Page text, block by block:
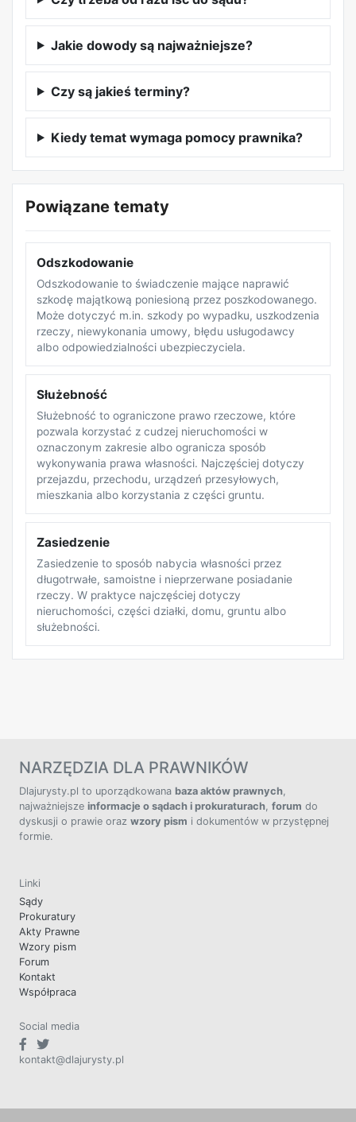
Jakie dowody są najważniejsze?
Czy są jakieś terminy?
Kiedy temat wymaga pomocy prawnika?
Powiązane tematy
Odszkodowanie
Odszkodowanie to świadczenie mające naprawić
szkodę majątkową poniesioną przez poszkodowanego.
Może dotyczyć m.in. szkody po wypadku, uszkodzenia
rzeczy, niewykonania umowy, błędu usługodawcy
albo odpowiedzialności ubezpieczyciela.
Służebność
Służebność to ograniczone prawo rzeczowe, które
pozwala korzystać z cudzej nieruchomości w
oznaczonym zakresie albo ogranicza sposób
wykonywania prawa własności. Najczęściej dotyczy
przejazdu, przechodu, urządzeń przesyłowych,
mieszkania albo korzystania z części gruntu.
Zasiedzenie
Zasiedzenie to sposób nabycia własności przez
długotrwałe, samoistne i nieprzerwane posiadanie
rzeczy. W praktyce najczęściej dotyczy
nieruchomości, części działki, domu, gruntu albo
służebności.
NARZĘDZIA DLA PRAWNIKÓW
Dlajurysty.pl to uporządkowana baza aktów prawnych,
najważniejsze informacje o sądach i prokuraturach, forum do
dyskusji o prawie oraz wzory pism i dokumentów w przystępnej
formie.
Linki
Sądy
Prokuratury
Akty Prawne
Wzory pism
Forum
Kontakt
Współpraca
Social media
kontakt@dlajurysty.pl